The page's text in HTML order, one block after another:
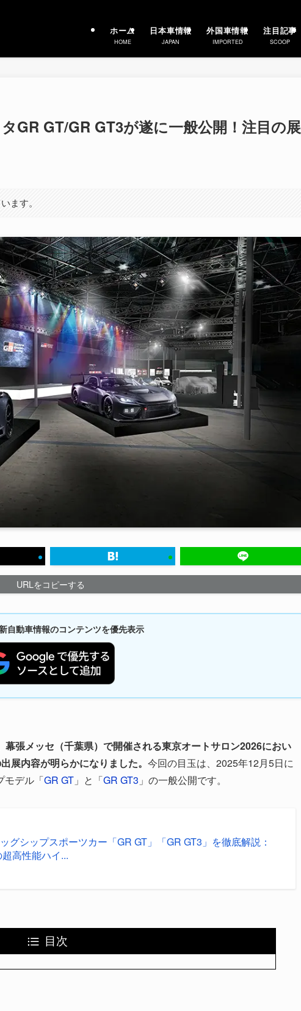
ホーム
HOME
日本車情報
JAPAN
外国車情報
IMPORTED
注目記事
SCOOP
GR GT/GR GT3が遂に一般公開！注目の展
ます。
URLをコピーする
自動車情報のコンテンツを優先表示
張メッセ（千葉県）で開催される東京オートサロン2026におい
展内容が明らかになりました。 今回の目玉は、2025年12月5日に
モデル「GR GT 」と「GR GT3 」の一般公開です。
グシップスポーツカー「GR GT」「GR GT3」を徹底解説：
高性能ハイ...
目次